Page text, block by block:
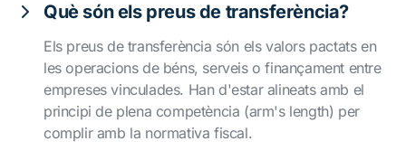
Què són els preus de transferència?
Els preus de transferència són els valors pactats en
les operacions de béns, serveis o finançament entre
empreses vinculades. Han d'estar alineats amb el
principi de plena competència (arm's length) per
complir amb la normativa fiscal.